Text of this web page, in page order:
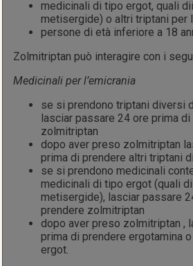
medicinali di tipo ergot, quali
metisergide) o altri triptani per
persone di età inferiore a 18
Zolmitriptan può interagire con i
Medicinali per l’emicrania
se si prendono triptani diversi
lasciar passare 24 ore prima
zolmitriptan
dopo aver preso zolmitriptan
prima di prendere altri triptani
se si prendono medicinali
medicinali di tipo ergot (quali
metisergide), lasciar passare
prendere zolmitriptan
dopo aver preso zolmitriptan ,
prima di prendere ergotamina
ergot.